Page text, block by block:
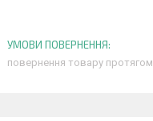
повернення товару протягом